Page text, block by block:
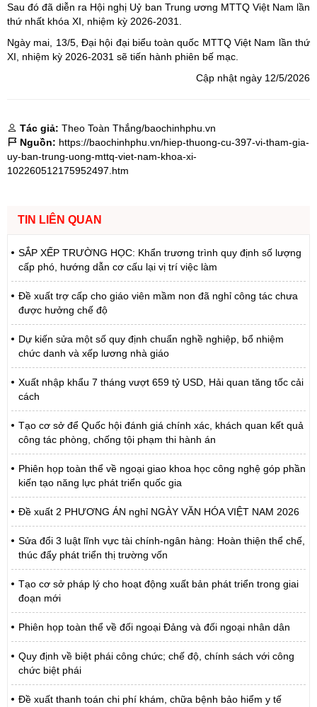
Sau đó đã diễn ra Hội nghị Uỷ ban Trung ương MTTQ Việt Nam lần
thứ nhất khóa XI, nhiệm kỳ 2026-2031.
Ngày mai, 13/5, Đại hội đại biểu toàn quốc MTTQ Việt Nam lần thứ
XI, nhiệm kỳ 2026-2031 sẽ tiến hành phiên bế mạc.
Cập nhật ngày 12/5/2026
Tác giả: Theo Toàn Thắng/baochinhphu.vn
Nguồn: https://baochinhphu.vn/hiep-thuong-cu-397-vi-tham-gia-
uy-ban-trung-uong-mttq-viet-nam-khoa-xi-
102260512175952497.htm
TIN LIÊN QUAN
SẮP XẾP TRƯỜNG HỌC: Khẩn trương trình quy định số lượng
cấp phó, hướng dẫn cơ cấu lại vị trí việc làm
Đề xuất trợ cấp cho giáo viên mầm non đã nghỉ công tác chưa
được hưởng chế độ
Dự kiến sửa một số quy định chuẩn nghề nghiệp, bổ nhiệm
chức danh và xếp lương nhà giáo
Xuất nhập khẩu 7 tháng vượt 659 tỷ USD, Hải quan tăng tốc cải
cách
Tạo cơ sở để Quốc hội đánh giá chính xác, khách quan kết quả
công tác phòng, chống tội phạm thi hành án
Phiên họp toàn thể về ngoại giao khoa học công nghệ góp phần
kiến tạo năng lực phát triển quốc gia
Đề xuất 2 PHƯƠNG ÁN nghỉ NGÀY VĂN HÓA VIỆT NAM 2026
Sửa đổi 3 luật lĩnh vực tài chính-ngân hàng: Hoàn thiện thể chế,
thúc đẩy phát triển thị trường vốn
Tạo cơ sở pháp lý cho hoạt động xuất bản phát triển trong giai
đoạn mới
Phiên họp toàn thể về đối ngoại Đảng và đối ngoại nhân dân
Quy định về biệt phái công chức; chế độ, chính sách với công
chức biệt phái
Đề xuất thanh toán chi phí khám, chữa bệnh bảo hiểm y tế